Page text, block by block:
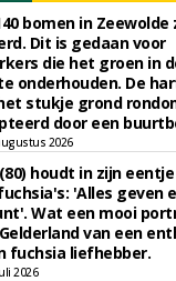
bomen in
Dit is gedaan voor
die het groen in
onderhouden. De
stukje grond
door een
2026
houdt in zijn
'Alles geven
Wat een mooi
van een
fuchsia liefhebber.
2026